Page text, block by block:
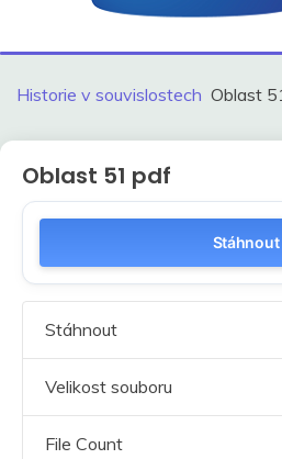
HISTORIE
Historie v souvislostech Oblast
Oblast 51 pdf
Stáhnout
Stáhnout
Velikost souboru
File Count